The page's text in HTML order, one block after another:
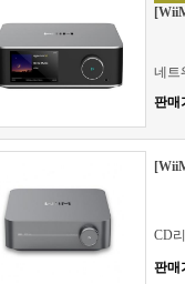
네트
판매
CD
판매